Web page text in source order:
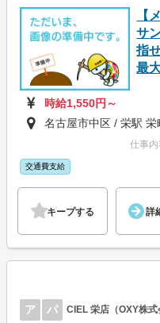
【
サ
指
最
時給1,550円～
名古屋市中区 / 栄駅
仕事
交通費支給
キープする 詳
ア パ CIEL 栄店（OXY株式